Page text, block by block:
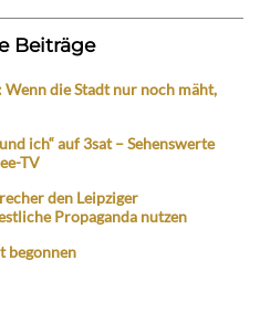
Beiträge
die Stadt nur noch mäht,
ich“ auf 3sat – Sehenswerte
TV
den Leipziger
Propaganda nutzen
begonnen